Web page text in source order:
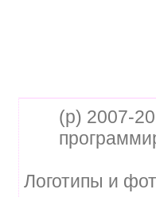
(p) 2007-
Логотипы и